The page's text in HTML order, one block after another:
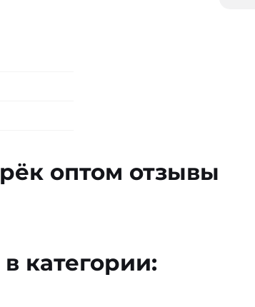
оптом отзывы
категории: